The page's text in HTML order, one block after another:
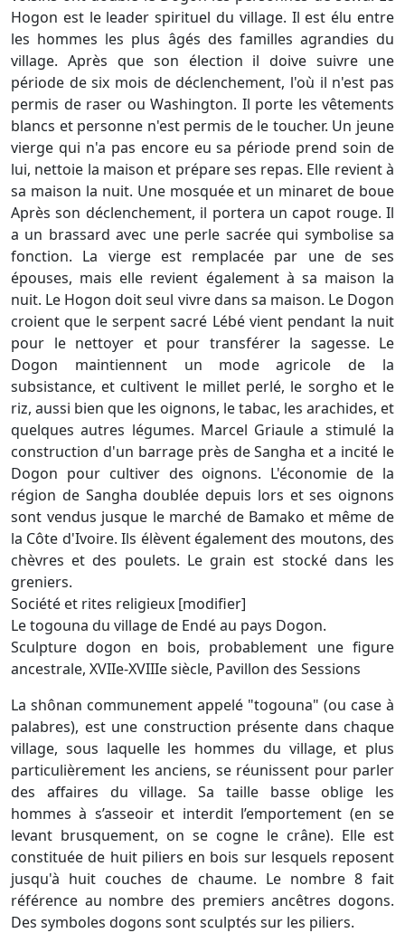
Hogon est le leader spirituel du village. Il est élu entre
les hommes les plus âgés des familles agrandies du
village. Après que son élection il doive suivre une
période de six mois de déclenchement, l'où il n'est pas
permis de raser ou Washington. Il porte les vêtements
blancs et personne n'est permis de le toucher. Un jeune
vierge qui n'a pas encore eu sa période prend soin de
lui, nettoie la maison et prépare ses repas. Elle revient à
sa maison la nuit. Une mosquée et un minaret de boue
Après son déclenchement, il portera un capot rouge. Il
a un brassard avec une perle sacrée qui symbolise sa
fonction. La vierge est remplacée par une de ses
épouses, mais elle revient également à sa maison la
nuit. Le Hogon doit seul vivre dans sa maison. Le Dogon
croient que le serpent sacré Lébé vient pendant la nuit
pour le nettoyer et pour transférer la sagesse. Le
Dogon maintiennent un mode agricole de la
subsistance, et cultivent le millet perlé, le sorgho et le
riz, aussi bien que les oignons, le tabac, les arachides, et
quelques autres légumes. Marcel Griaule a stimulé la
construction d'un barrage près de Sangha et a incité le
Dogon pour cultiver des oignons. L'économie de la
région de Sangha doublée depuis lors et ses oignons
sont vendus jusque le marché de Bamako et même de
la Côte d'Ivoire. Ils élèvent également des moutons, des
chèvres et des poulets. Le grain est stocké dans les
greniers.
Société et rites religieux [modifier]
Le togouna du village de Endé au pays Dogon.
Sculpture dogon en bois, probablement une figure
ancestrale, XVIIe-XVIIIe siècle, Pavillon des Sessions
La shônan communement appelé "togouna" (ou case à
palabres), est une construction présente dans chaque
village, sous laquelle les hommes du village, et plus
particulièrement les anciens, se réunissent pour parler
des affaires du village. Sa taille basse oblige les
hommes à s’asseoir et interdit l’emportement (en se
levant brusquement, on se cogne le crâne). Elle est
constituée de huit piliers en bois sur lesquels reposent
jusqu'à huit couches de chaume. Le nombre 8 fait
référence au nombre des premiers ancêtres dogons.
Des symboles dogons sont sculptés sur les piliers.